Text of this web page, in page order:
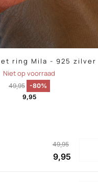
ring Mila - 925 zilver
Niet op voorraad
49,95
-80%
9,95
49,95
9,95